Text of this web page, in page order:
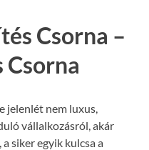
Csorna –
jelenlét nem luxus,
vállalkozásról, akár
siker egyik kulcsa a